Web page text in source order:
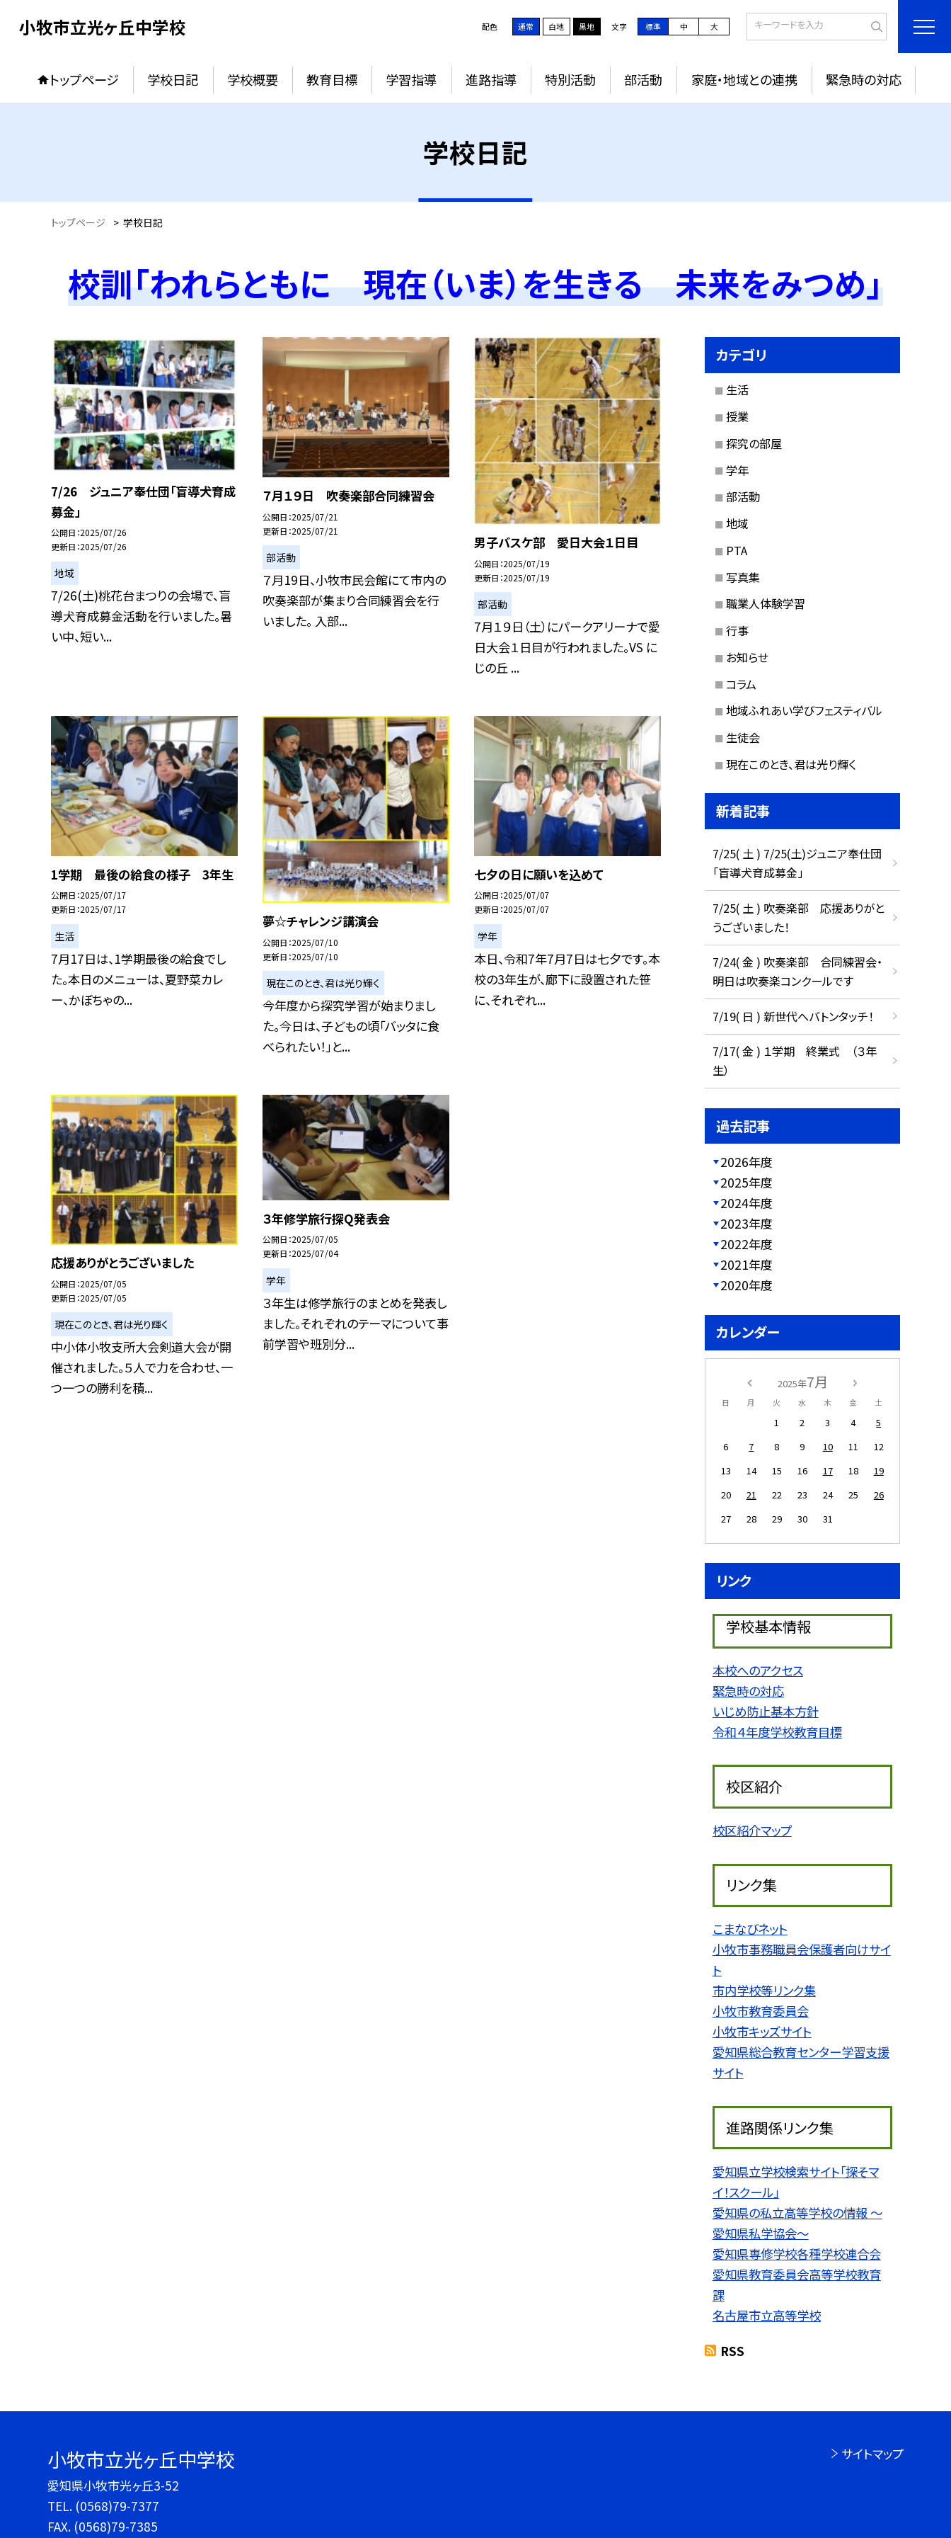
小牧市立光ヶ丘中学校 配色 通常 白地 黒地 文字 標準 中 大
トップページ 学校日記 学校概要 教育目標 学習指導 進路指導 特別活動 部活動 家庭・地域との連携 緊急時の対応
学校日記
トップページ > 学校日記
校訓「われらともに 現在（いま）を生きる 未来をみつめ」
7/26 ジュニア奉仕団「盲導犬育成
募金」
公開日 2025/07/26
更新日 2025/07/26
地域
7/26(土)桃花台まつりの会場で、盲
導犬育成募金活動を行いました。暑
い中、短い...
７月１９日 吹奏楽部合同練習会
公開日 2025/07/21
更新日 2025/07/21
部活動
７月19日、小牧市民会館にて市内の
吹奏楽部が集まり合同練習会を行
いました。 入部...
男子バスケ部 愛日大会１日目
公開日 2025/07/19
更新日 2025/07/19
部活動
7月１９日（土）にパークアリーナで愛
日大会１日目が行われました。VS に
じの丘 ...
1学期 最後の給食の様子 3年生
公開日 2025/07/17
更新日 2025/07/17
生活
7月17日は、1学期最後の給食でし
た。本日のメニューは、夏野菜カレ
ー、かぼちゃの...
夢☆チャレンジ講演会
公開日 2025/07/10
更新日 2025/07/10
現在このとき、君は光り輝く
今年度から探究学習が始まりまし
た。今日は、子どもの頃「バッタに食
べられたい！」と...
七夕の日に願いを込めて
公開日 2025/07/07
更新日 2025/07/07
学年
本日、令和7年7月7日は七夕です。本
校の3年生が、廊下に設置された笹
に、それぞれ...
応援ありがとうございました
公開日 2025/07/05
更新日 2025/07/05
現在このとき、君は光り輝く
中小体小牧支所大会剣道大会が開
催されました。５人で力を合わせ、一
つ一つの勝利を積...
３年修学旅行探Q発表会
公開日 2025/07/05
更新日 2025/07/04
学年
３年生は修学旅行のまとめを発表し
ました。それぞれのテーマについて事
前学習や班別分...
カテゴリ
生活
授業
探究の部屋
学年
部活動
地域
PTA
写真集
職業人体験学習
行事
お知らせ
コラム
地域ふれあい学びフェスティバル
生徒会
現在このとき、君は光り輝く
新着記事
7/25( 土 ) 7/25(土)ジュニア奉仕団
「盲導犬育成募金」
7/25( 土 ) 吹奏楽部 応援ありがと
うございました！
7/24( 金 ) 吹奏楽部 合同練習会・
明日は吹奏楽コンクールです
7/19( 日 ) 新世代へバトンタッチ！
7/17( 金 ) １学期 終業式 （３年
生）
過去記事
2026年度
2025年度
2024年度
2023年度
2022年度
2021年度
2020年度
カレンダー
2025年7月
日 月 火 水 木 金 土
1 2 3 4
5
6
7 8 9 10 11
12
13
14 15 16 17 18
19
20
21 22 23 24 25
26
27
28 29 30 31
リンク
学校基本情報
本校へのアクセス
緊急時の対応
いじめ防止基本方針
令和４年度学校教育目標
校区紹介
校区紹介マップ
リンク集
こまなびネット
小牧市事務職員会保護者向けサイ
ト
市内学校等リンク集
小牧市教育委員会
小牧市キッズサイト
愛知県総合教育センター学習支援
サイト
進路関係リンク集
愛知県立学校検索サイト「探そマ
イ！スクール」
愛知県の私立高等学校の情報 〜
愛知県私学協会〜
愛知県専修学校各種学校連合会
愛知県教育委員会高等学校教育
課
名古屋市立高等学校
RSS
小牧市立光ヶ丘中学校
愛知県小牧市光ヶ丘3-52
TEL. (0568)79-7377
FAX. (0568)79-7385
サイトマップ